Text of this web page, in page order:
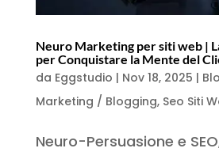
Neuro Marketing per siti web |
per Conquistare la Mente del
da Eggstudio | Nov 18, 2025 |
Marketing / Blogging, Seo Siti
Neuro-Persuasione e